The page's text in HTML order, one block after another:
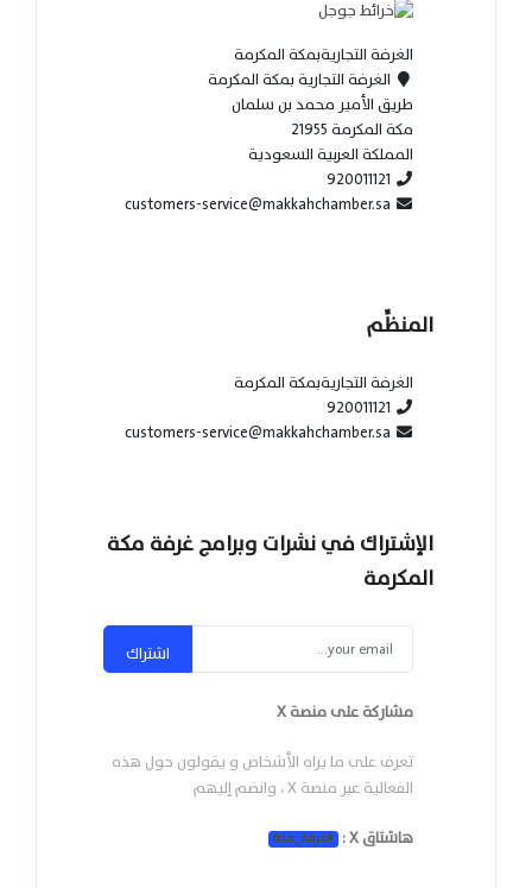
الغرفة التجاريةبمكة المكرمة
الغرفة التجارية بمكة المكرمة
طريق الأمير محمد بن سلمان
مكة المكرمة 21955
المملكة العربية السعودية
920011121
customers-service@makkahchamber.sa
المنظِّم
الغرفة التجاريةبمكة المكرمة
920011121
customers-service@makkahchamber.sa
الإشتراك في نشرات وبرامج غرفة مكة
المكرمة
اشتراك
مشاركة على منصة X
تعرف على ما يراه الأشخاص و يقولون حول هذه
الفعالية عبر منصة X ، وانضم إليهم
هاشتاق X :
#غرفة_مكة